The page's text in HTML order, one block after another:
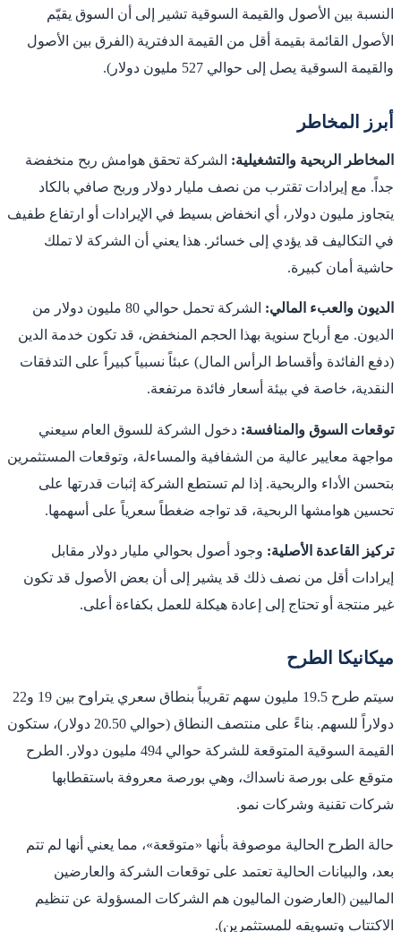
النسبة بين الأصول والقيمة السوقية تشير إلى أن السوق يقيّم
الأصول القائمة بقيمة أقل من القيمة الدفترية (الفرق بين الأصول
والقيمة السوقية يصل إلى حوالي 527 مليون دولار).
أبرز المخاطر
المخاطر الربحية والتشغيلية: الشركة تحقق هوامش ربح منخفضة
جداً. مع إيرادات تقترب من نصف مليار دولار وربح صافي بالكاد
يتجاوز مليون دولار، أي انخفاض بسيط في الإيرادات أو ارتفاع طفيف
في التكاليف قد يؤدي إلى خسائر. هذا يعني أن الشركة لا تملك
حاشية أمان كبيرة.
الديون والعبء المالي:
الشركة تحمل حوالي 80 مليون دولار من
الديون. مع أرباح سنوية بهذا الحجم المنخفض، قد تكون خدمة الدين
(دفع الفائدة وأقساط الرأس المال) عبئاً نسبياً كبيراً على التدفقات
النقدية، خاصة في بيئة أسعار فائدة مرتفعة.
توقعات السوق والمنافسة: دخول الشركة للسوق العام سيعني
مواجهة معايير عالية من الشفافية والمساءلة، وتوقعات المستثمرين
بتحسن الأداء والربحية. إذا لم تستطع الشركة إثبات قدرتها على
تحسين هوامشها الربحية، قد تواجه ضغطاً سعرياً على أسهمها.
تركيز القاعدة الأصلية: وجود أصول بحوالي مليار دولار مقابل
إيرادات أقل من نصف ذلك قد يشير إلى أن بعض الأصول قد تكون
غير منتجة أو تحتاج إلى إعادة هيكلة للعمل بكفاءة أعلى.
ميكانيكا الطرح
سيتم طرح 19.5 مليون سهم تقريباً بنطاق سعري يتراوح بين 19 و22
دولاراً للسهم. بناءً على منتصف النطاق (حوالي 20.50 دولار)، ستكون
القيمة السوقية المتوقعة للشركة حوالي 494 مليون دولار. الطرح
متوقع على بورصة ناسداك، وهي بورصة معروفة باستقطابها
شركات تقنية وشركات نمو.
حالة الطرح الحالية موصوفة بأنها «متوقعة»، مما يعني أنها لم تتم
بعد، والبيانات الحالية تعتمد على توقعات الشركة والعارضين
الماليين (العارضون الماليون هم الشركات المسؤولة عن تنظيم
الاكتتاب وتسويقه للمستثمرين).